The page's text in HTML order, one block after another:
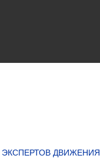
ДВИЖЕНИЯ